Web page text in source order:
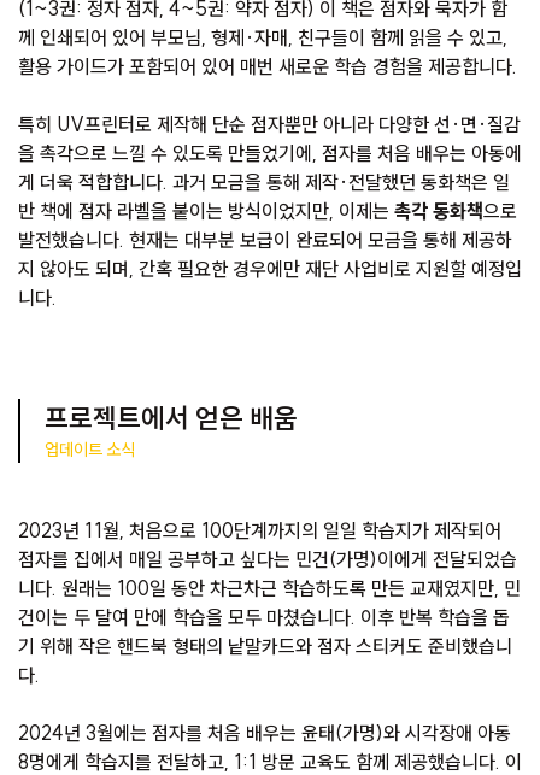
(1~3권: 정자 점자, 4~5권: 약자 점자) 이 책은 점자와 묵자가 함
께 인쇄되어 있어 부모님, 형제·자매, 친구들이 함께 읽을 수 있고,
활용 가이드가 포함되어 있어 매번 새로운 학습 경험을 제공합니다.
특히 UV프린터로 제작해 단순 점자뿐만 아니라 다양한 선·면·질감
을 촉각으로 느낄 수 있도록 만들었기에, 점자를 처음 배우는 아동에
게 더욱 적합합니다. 과거 모금을 통해 제작·전달했던 동화책은 일
반 책에 점자 라벨을 붙이는 방식이었지만, 이제는 촉각 동화책으로
발전했습니다. 현재는 대부분 보급이 완료되어 모금을 통해 제공하
지 않아도 되며, 간혹 필요한 경우에만 재단 사업비로 지원할 예정입
니다.
프로젝트에서 얻은 배움
업데이트 소식
2023년 11월, 처음으로 100단계까지의 일일 학습지가 제작되어
점자를 집에서 매일 공부하고 싶다는 민건(가명)이에게 전달되었습
니다. 원래는 100일 동안 차근차근 학습하도록 만든 교재였지만, 민
건이는 두 달여 만에 학습을 모두 마쳤습니다. 이후 반복 학습을 돕
기 위해 작은 핸드북 형태의 낱말카드와 점자 스티커도 준비했습니
다.
2024년 3월에는 점자를 처음 배우는 윤태(가명)와 시각장애 아동
8명에게 학습지를 전달하고, 1:1 방문 교육도 함께 제공했습니다. 이